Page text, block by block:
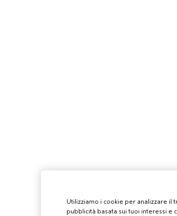
Utilizziamo i cookie per analizzare il
pubblicità basata sui tuoi interessi e